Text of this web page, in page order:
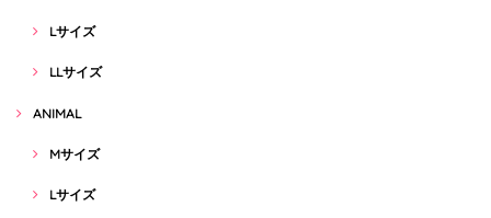
Lサイズ
LLサイズ
ANIMAL
Mサイズ
Lサイズ